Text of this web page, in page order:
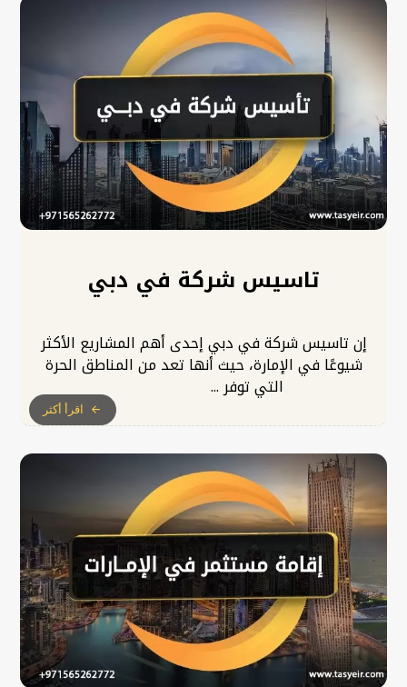
تاسيس شركة في دبي
إن تاسيس شركة في دبي إحدى أهم المشاريع الأكثر
شيوعًا في الإمارة، حيث أنها تعد من المناطق الحرة
التي توفر ...
اقرأ أكثر